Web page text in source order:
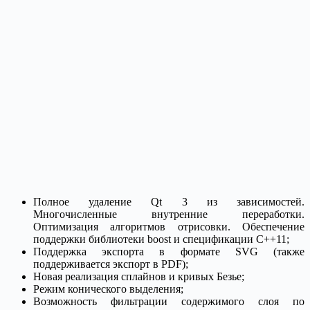
Полное удаление Qt 3 из зависимостей.
Многочисленные внутренние переработки.
Оптимизация алгоритмов отрисовки. Обеспечение
поддержки библиотеки boost и спецификации C++11;
Поддержка экспорта в формате SVG (также
поддерживается экспорт в PDF);
Новая реализация сплайнов и кривых Безье;
Режим конического выделения;
Возможность фильтрации содержимого слоя по